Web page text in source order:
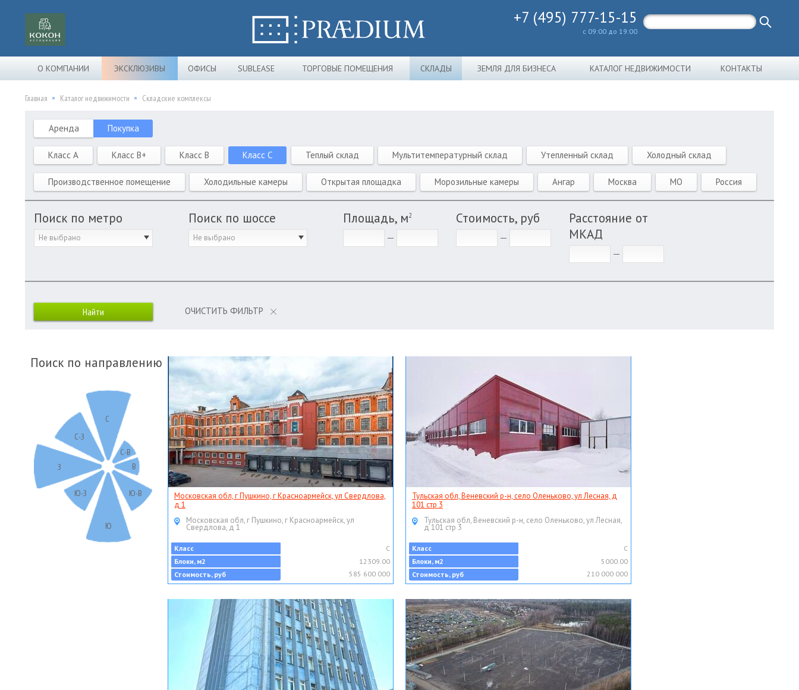
+7 (495) 777-15-15
с 09:00 до 19:00
О КОМПАНИИ ЭКСКЛЮЗИВЫ ОФИСЫ SUBLEASE ТОРГОВЫЕ ПОМЕЩЕНИЯ СКЛАДЫ ЗЕМЛЯ ДЛЯ БИЗНЕСА КАТАЛОГ НЕДВИЖИМОСТИ КОНТАКТЫ
Главная Каталог недвижимости Складские комплексы
Аренда Покупка
Класс A Класс B+ Класс B Класс C Теплый склад Мультитемпературный склад Утепленный склад Холодный склад
Производственное помещение Холодильные камеры Открытая площадка Морозильные камеры Ангар Москва МО Россия
Поиск по метро
Не выбрано
Поиск по шоссе
Не выбрано
Площадь, м2 Стоимость, руб
Расстояние от
МКАД
ОЧИСТИТЬ ФИЛЬТР
Поиск по направлению
С
С-В
В
Ю-В
Ю
Ю-З
З
С-З
Московская обл, г Пушкино, г Красноармейск, ул Свердлова,
д 1
Московская обл, г Пушкино, г Красноармейск, ул
Свердлова, д 1
Класс
C
Блоки, м2
12309.00
Стоимость, руб
585 600 000
Тульская обл, Веневский р-н, село Оленьково, ул Лесная, д
101 стр 3
Тульская обл, Веневский р-н, село Оленьково, ул Лесная,
д 101 стр 3
Класс
C
Блоки, м2
5000.00
Стоимость, руб
210 000 000